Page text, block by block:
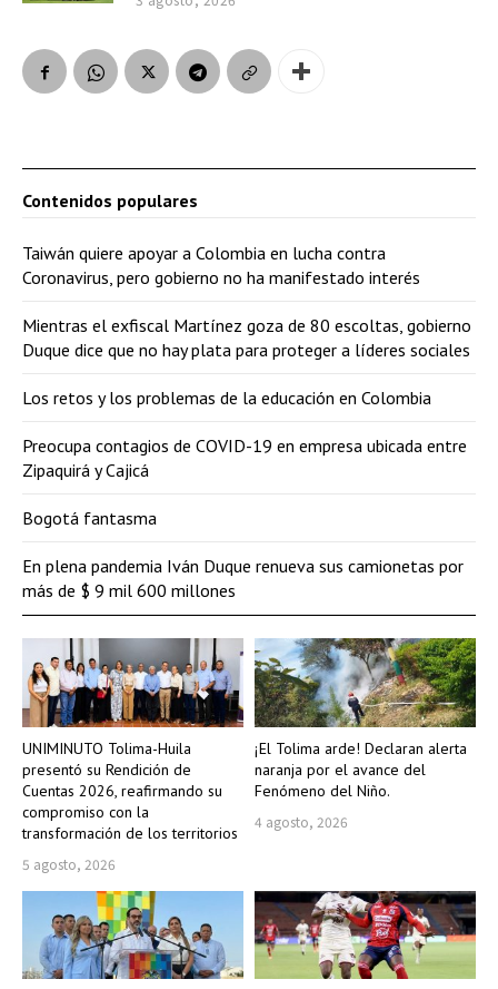
UNIMINUTO Tolima-Huila
presentó su Rendición de
Cuentas 2026, reafirmando su
compromiso con la
transformación de los territorios
5 agosto, 2026
¡El Tolima arde! Declaran alerta
naranja por el avance del
Fenómeno del Niño.
4 agosto, 2026
Contenidos populares
Taiwán quiere apoyar a Colombia en lucha contra
Coronavirus, pero gobierno no ha manifestado interés
Mientras el exfiscal Martínez goza de 80 escoltas, gobierno
Duque dice que no hay plata para proteger a líderes sociales
Los retos y los problemas de la educación en Colombia
Preocupa contagios de COVID-19 en empresa ubicada entre
Zipaquirá y Cajicá
Bogotá fantasma
En plena pandemia Iván Duque renueva sus camionetas por
más de $ 9 mil 600 millones